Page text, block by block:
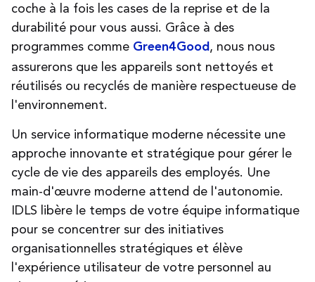
coche à la fois les cases de la reprise et de la
durabilité pour vous aussi. Grâce à des
programmes comme Green4Good, nous nous
assurerons que les appareils sont nettoyés et
réutilisés ou recyclés de manière respectueuse de
l'environnement.
Un service informatique moderne nécessite une
approche innovante et stratégique pour gérer le
cycle de vie des appareils des employés. Une
main-d'œuvre moderne attend de l'autonomie.
IDLS libère le temps de votre équipe informatique
pour se concentrer sur des initiatives
organisationnelles stratégiques et élève
l'expérience utilisateur de votre personnel au